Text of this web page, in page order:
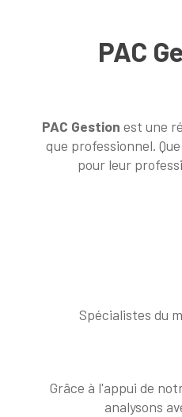
PAC
PAC Gestion est une
que professionnel.
pour leur
Spécialistes du
Grâce à l'appui de
analysons